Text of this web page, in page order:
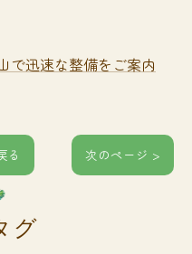
で迅速な整備をご案内
る 次のページ >
グ